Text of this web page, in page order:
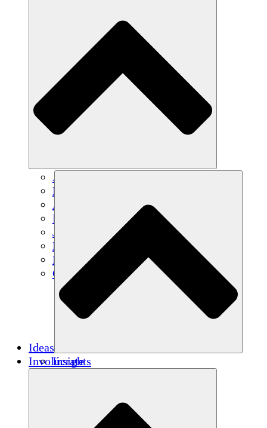
Agricultura sostenible
Recuperación de terremotos
Agua limpia
Empoderamiento de la mujer
Jóvenes y estudiantes
Preservación cultural y diálogo
Desarrollo de capacidades
Créditos de carbono
Ideas
Insights
Involúcrate